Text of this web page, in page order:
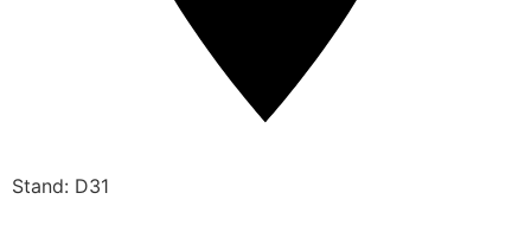
Stand: D31